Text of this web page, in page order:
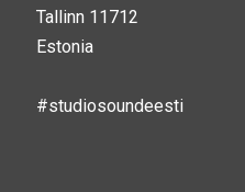
Tallinn 11712
Estonia
#studiosoundeesti